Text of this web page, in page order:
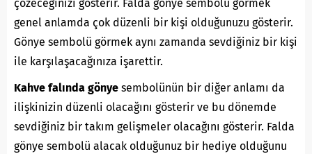
çözeceğinizi gösterir. Falda gönye sembolü görmek
genel anlamda çok düzenli bir kişi olduğunuzu gösterir.
Gönye sembolü görmek aynı zamanda sevdiğiniz bir kişi
ile karşılaşacağınıza işarettir.
Kahve falında gönye sembolünün bir diğer anlamı da
ilişkinizin düzenli olacağını gösterir ve bu dönemde
sevdiğiniz bir takım gelişmeler olacağını gösterir. Falda
gönye sembolü alacak olduğunuz bir hediye olduğunu